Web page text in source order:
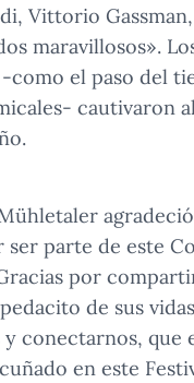
Vittorio
maravillosos».
como el paso del
cautivaron
ser parte de este
por
de sus
conectarnos, que
en este